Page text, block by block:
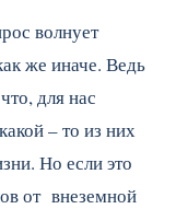
волнует
же иначе. Ведь
для нас
– то из них
Но если это
от внеземной